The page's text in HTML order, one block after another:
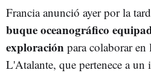
Francia anunció ayer por la
buque oceanográfico
exploración para colaborar en
L'Atalante, que pertenece a un